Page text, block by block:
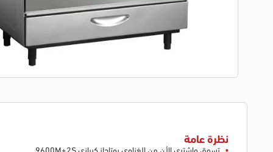
نظرة عامة
تسوق واشتري الأن من الغزاوي بوتاجاز كريازي 9600M+2S